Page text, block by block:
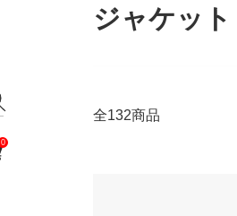
0
ジャケット
全132商品